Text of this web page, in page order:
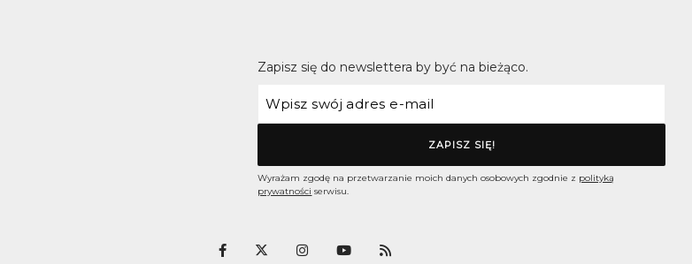
Zapisz się do newslettera by być na bieżąco.
Wyrażam zgodę na przetwarzanie moich danych osobowych zgodnie z polityką
prywatności serwisu.